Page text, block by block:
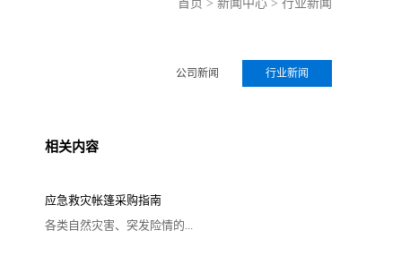
首页 > 新闻中心 > 行业新闻
公司新闻 行业新闻
相关内容
应急救灾帐篷采购指南
各类自然灾害、突发险情的...